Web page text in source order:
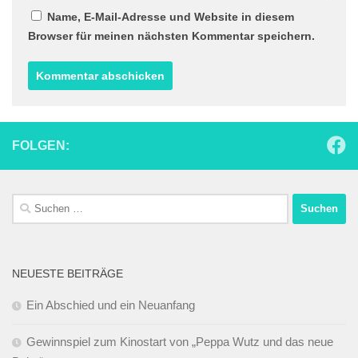
Name, E-Mail-Adresse und Website in diesem
Browser für meinen nächsten Kommentar speichern.
FOLGEN:
Suchen
nach:
NEUESTE BEITRÄGE
Ein Abschied und ein Neuanfang
Gewinnspiel zum Kinostart von „Peppa Wutz und das neue